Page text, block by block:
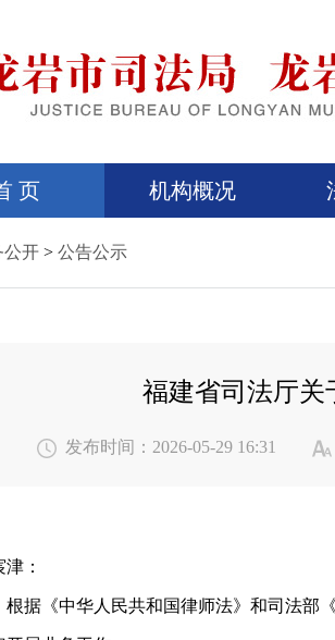
页 机构概况
公开 > 公告公示
福建省司法厅关
发布时间：2026-05-29 16:31
：
《中华人民共和国律师法》和司法部《